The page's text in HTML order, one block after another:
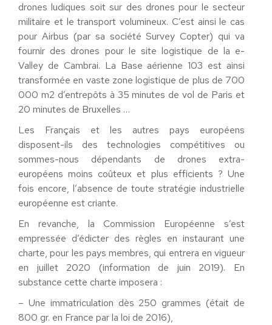
drones ludiques soit sur des drones pour le secteur
militaire et le transport volumineux. C’est ainsi le cas
pour Airbus (par sa société Survey Copter) qui va
fournir des drones pour le site logistique de la e-
Valley de Cambrai. La Base aérienne 103 est ainsi
transformée en vaste zone logistique de plus de 700
000 m2 d’entrepôts à 35 minutes de vol de Paris et
20 minutes de Bruxelles …
Les Français et les autres pays européens
disposent-ils des technologies compétitives ou
sommes-nous dépendants de drones extra-
européens moins coûteux et plus efficients ? Une
fois encore, l’absence de toute stratégie industrielle
européenne est criante.
En revanche, la Commission Européenne s’est
empressée d’édicter des règles en instaurant une
charte, pour les pays membres, qui entrera en vigueur
en juillet 2020 (information de juin 2019). En
substance cette charte imposera :
– Une immatriculation dès 250 grammes (était de
800 gr. en France par la loi de 2016),